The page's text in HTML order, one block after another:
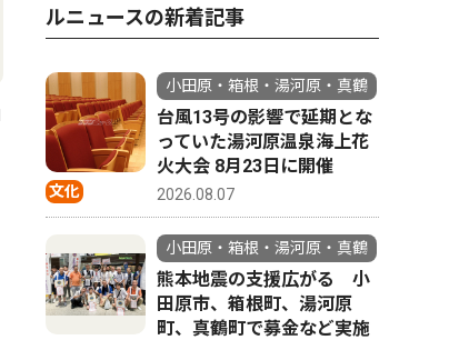
小田原・箱根・湯河原・真鶴 2026.06.13
小田原市 全小中学校を一貫
校へ 2031年度から順次再編
小田原・箱
日５回分
ルニュースの新着記事
文化
小田原・箱根・湯河原・真鶴
台風13号の影響で延期とな
っていた湯河原温泉海上花
火大会 8月23日に開催
2026.08.07
小田原・箱根・湯河原・真鶴
熊本地震の支援広がる 小
田原市、箱根町、湯河原
町、真鶴町で募金など実施